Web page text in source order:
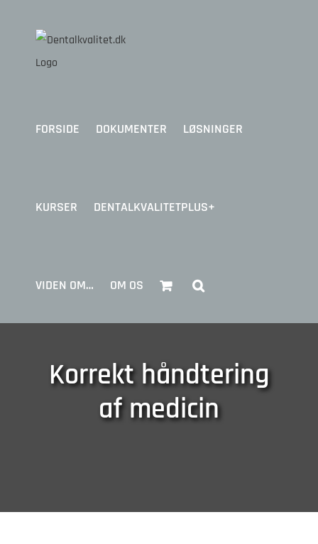
FORSIDE DOKUMENTER LØSNINGER
KURSER DENTALKVALITETPLUS+
VIDEN OM… OM OS
Korrekt håndtering
af medicin